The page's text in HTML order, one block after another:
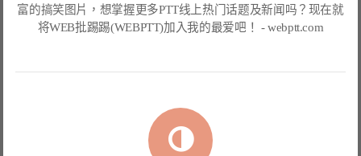
美食板
富的搞笑图片，想掌握更多PTT线上热门话题及新闻吗？现在就
将WEB批踢踢(WEBPTT)加入我的最爱吧！ -webptt.com